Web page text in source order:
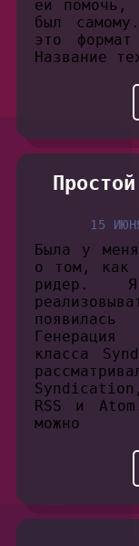
ей помочь,
был
это формат
Название
15
Была у
о том, как
ридер.
класса
RSS и
можно